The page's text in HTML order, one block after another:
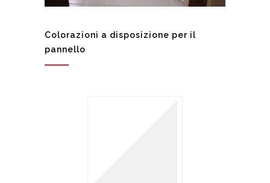
Colorazioni a disposizione per il
pannello